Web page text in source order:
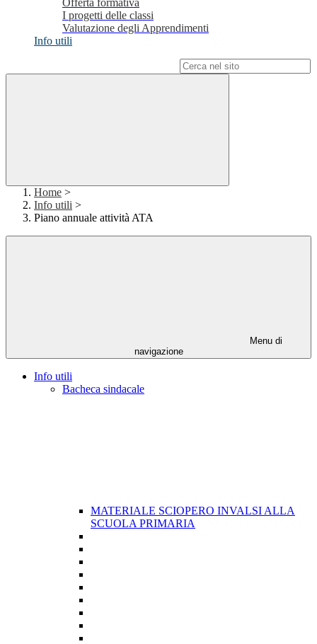
Offerta formativa
I progetti delle classi
Valutazione degli Apprendimenti
Info utili
Home >
Info utili >
Piano annuale attività ATA
Menu di
navigazione
Info utili
Bacheca sindacale
MATERIALE SCIOPERO INVALSI ALLA
SCUOLA PRIMARIA